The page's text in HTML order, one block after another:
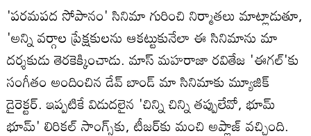
'పరమపద సోపానం' సినిమా గురించి నిర్మాతలు మాట్లాడుతూ,
'అన్ని వర్గాల ప్రేక్షకులను ఆకట్టుకునేలా ఈ సినిమాను మా
దర్శకుడు తెరకెక్కించాడు. మాస్ మహరాజా రవితేజ 'ఈగల్‌'కు
సంగీతం అందించిన డేవ్‌ బాండ్‌ మా సినిమాకు మ్యూజిక్‌
డైరెక్టర్‌. ఇప్పటికే విడుదలైన 'చిన్ని చిన్ని తప్పులేవో, భూమ్‌
భూమ్‌' లిరికల్‌ సాంగ్స్‌కు, టీజర్‌కు మంచి అప్లాజ్‌ వచ్చింది.